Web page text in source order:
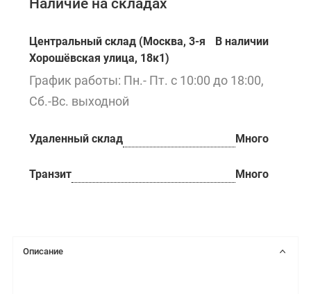
Наличие на складах
Центральный склад (Москва, 3-я
Хорошёвская улица, 18к1)
В наличии
График работы: Пн.- Пт. с 10:00 до 18:00,
Сб.-Вс. выходной
Удаленный склад Много
Транзит Много
Описание